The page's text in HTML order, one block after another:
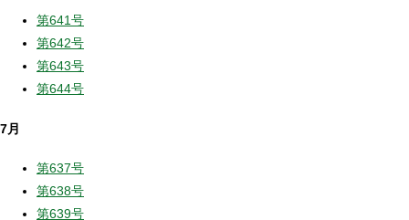
第641号
第642号
第643号
第644号
7月
第637号
第638号
第639号